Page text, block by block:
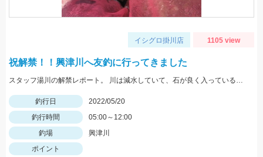
イシグロ掛川店 1105 view
祝解禁！！興津川へ友釣に行ってきました
スタッフ湯川の解禁レポート。 川は減水していて、石が良く入っている波立ちあるポイントがオススメ
釣行日
2022/05/20
釣行時間
05:00～12:00
釣場
興津川
ポイント